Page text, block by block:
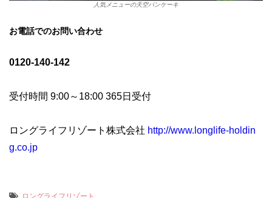
人気メニューの天空パンケーキ
お電話でのお問い合わせ
0120-140-142
受付時間 9:00～18:00 365日受付
ロングライフリゾート株式会社 http://www.longlife-holdin
g.co.jp
ロングライフリゾート